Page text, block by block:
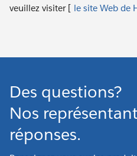
veuillez visiter [ le site Web de
Des questions?
Nos
réponses.